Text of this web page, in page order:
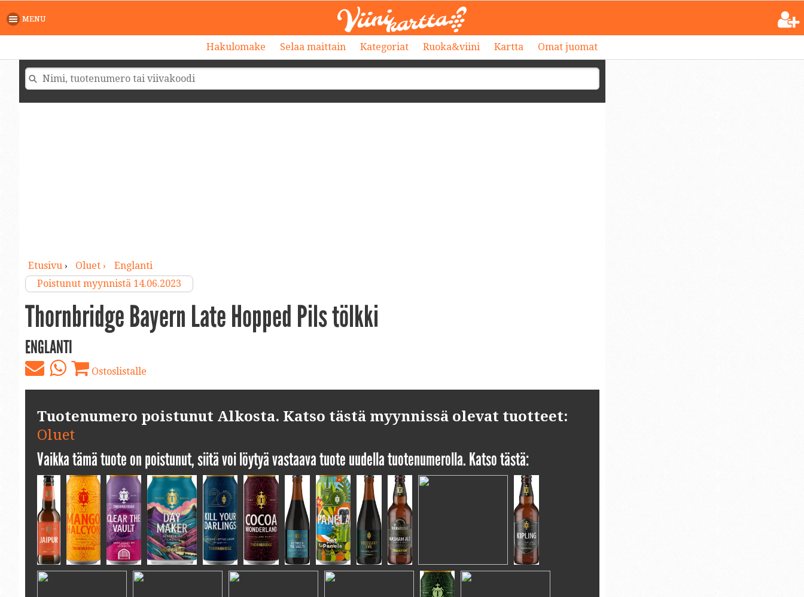
MENU
Hakulomake Selaa maittain Kategoriat Ruoka&viini Kartta Omat juomat
Etusivu› Oluet ›
Englanti
Poistunut myynnistä 14.06.2023
Thornbridge Bayern Late Hopped Pils tölkki
ENGLANTI
Ostoslistalle
Tuotenumero poistunut Alkosta. Katso tästä myynnissä olevat tuotteet:
Oluet
Vaikka tämä tuote on poistunut, siitä voi löytyä vastaava tuote uudella tuotenumerolla. Katso tästä: